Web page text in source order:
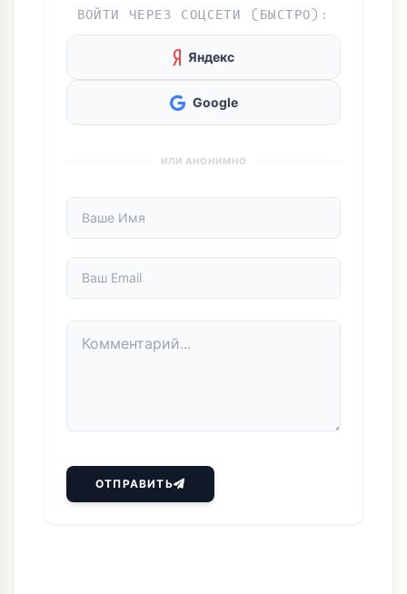
ВОЙТИ ЧЕРЕЗ СОЦСЕТИ (БЫСТРО):
Яндекс
Google
ИЛИ АНОНИМНО
ОТПРАВИТЬ